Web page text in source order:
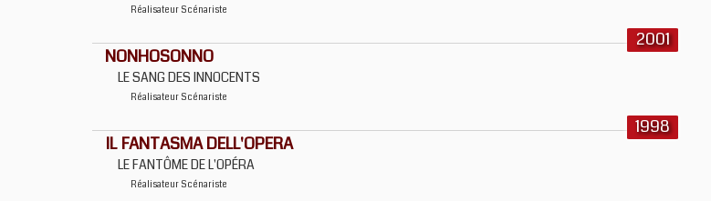
Réalisateur Scénariste
2001
NONHOSONNO
LE SANG DES INNOCENTS
Réalisateur Scénariste
1998
IL FANTASMA DELL'OPERA
LE FANTÔME DE L'OPÉRA
Réalisateur Scénariste